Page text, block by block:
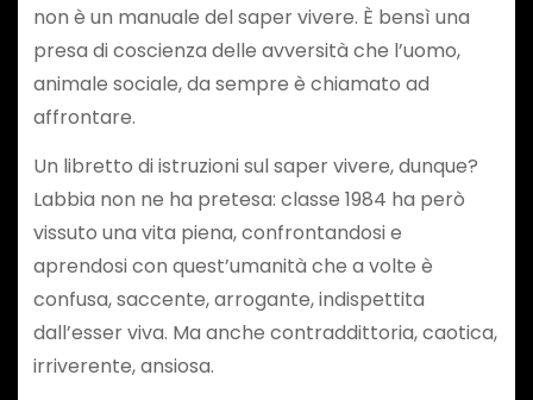
non è un manuale del saper vivere. È bensì una
presa di coscienza delle avversità che l’uomo,
animale sociale, da sempre è chiamato ad
affrontare.
Un libretto di istruzioni sul saper vivere, dunque?
Labbia non ne ha pretesa: classe 1984 ha però
vissuto una vita piena, confrontandosi e
aprendosi con quest’umanità che a volte è
confusa, saccente, arrogante, indispettita
dall’esser viva. Ma anche contraddittoria, caotica,
irriverente, ansiosa.